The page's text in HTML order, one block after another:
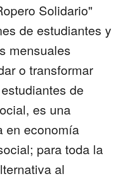
Solidario"
de estudiantes y
mensuales
o transformar
de
es una
en economía
para toda la
al